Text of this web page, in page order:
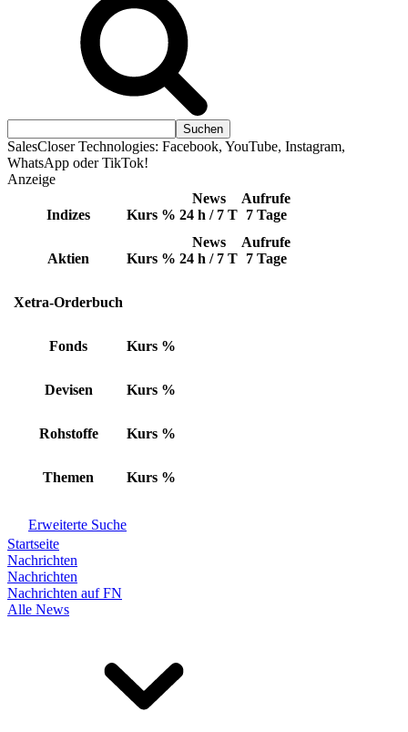
SalesCloser Technologies: Facebook, YouTube, Instagram,
WhatsApp oder TikTok!
Anzeige
Indizes Kurs %
News
24 h / 7 T
Aufrufe
7 Tage
Aktien Kurs %
News
24 h / 7 T
Aufrufe
7 Tage
Xetra-Orderbuch
Fonds Kurs %
Devisen Kurs %
Rohstoffe Kurs %
Themen Kurs %
Erweiterte Suche
Startseite
Nachrichten
Nachrichten
Nachrichten auf FN
Alle News